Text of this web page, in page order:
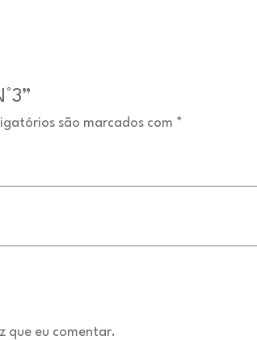
são marcados com *
que eu comentar.